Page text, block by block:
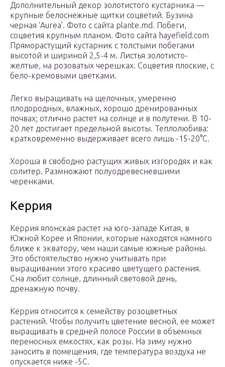
Дополнительный декор золотистого кустарника —
крупные белоснежные щитки соцветий. Бузина
черная ‘Aurea’. Фото с сайта plante.md. Побеги,
соцветия крупным планом. Фото сайта hayefield.com
Пряморастущий кустарник с толстыми побегами
высотой и шириной 2,5-4 м. Листья золотисто-
желтые, на розоватых черешках. Соцветия плоские, с
бело-кремовыми цветками.
Легко выращивать на щелочных, умеренно
плодородных, влажных, хорошо дренированных
почвах; отлично растет на солнце и в полутени. В 10-
20 лет достигает предельной высоты. Теплолюбива:
кратковременно выдерживает всего лишь -15-20°С.
Хороша в свободно растущих живых изгородях и как
солитер. Размножают полуодревесневшими
черенками.
Керрия
Керрия японская растет на юго-западе Китая, в
Южной Корее и Японии, которые находятся намного
ближе к экватору, чем наши самые южные районы.
Это обстоятельство нужно учитывать при
выращивании этого красиво цветущего растения.
Сна любит солнце, длинный световой день,
дренажную почву.
Керрия относится к семейству розоцветных
растений. Чтобы получить цветение весной, ее может
выращивать в средней полосе России в объемных
переносных емкостях, как розы. На зиму нужно
заносить в помещения, где температура воздуха не
опускается ниже -5С.